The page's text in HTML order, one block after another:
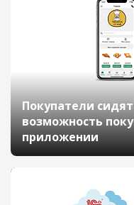
Покупатели
возможность
приложении